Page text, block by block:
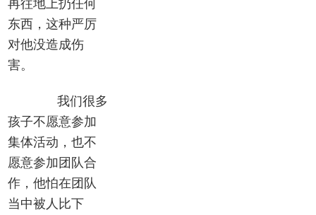
再往地上扔任何
东西，这种严厉
对他没造成伤
害。
我们很多
孩子不愿意参加
集体活动，也不
愿意参加团队合
作，他怕在团队
当中被人比下